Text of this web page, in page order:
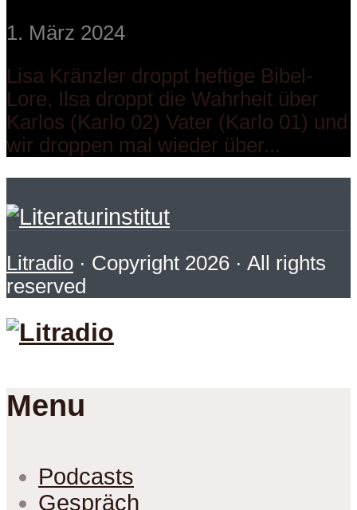
1. März 2024
Lisa Kränzler droppt heftige Bibel-
Lore, Ilsa droppt die Wahrheit über
Karlos (Karlo 02) Vater (Karlo 01) und
wir droppen mal wieder über...
Litradio · Copyright 2026 · All rights
reserved
Menu
Podcasts
Gespräch